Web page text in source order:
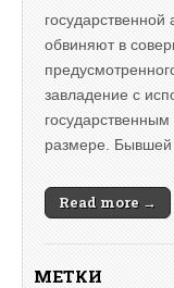
обвиняют в
завладение с
размере.
Read more →
МЕТКИ